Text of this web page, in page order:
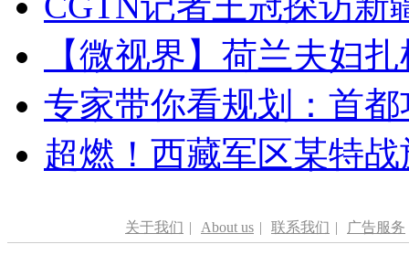
【微视界】荷兰夫妇
专家带你看规划：首
超燃！西藏军区某特
关于我们 | About us | 联系我们 | 广告服务